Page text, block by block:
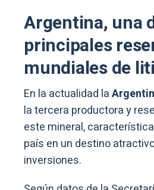
Argentina, una
principales
mundiales de
En la actualidad la
latercera productora y
este mineral,
país en un destino
inversiones.